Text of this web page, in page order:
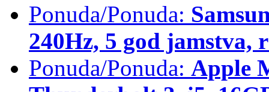
Ponuda/Ponuda:
240Hz, 5 god jamstva,
Ponuda/Ponuda: Apple